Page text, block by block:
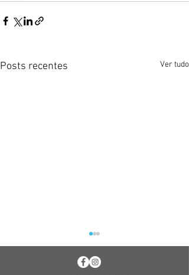
Posts recentes Ver tudo